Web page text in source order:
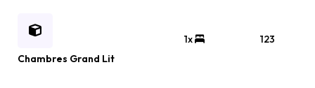
Chambres Grand Lit
1x 123